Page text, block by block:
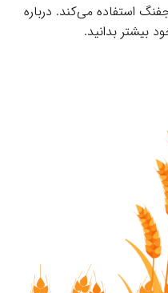
استفاده می‌کند. درباره
بیشتر بدانید.